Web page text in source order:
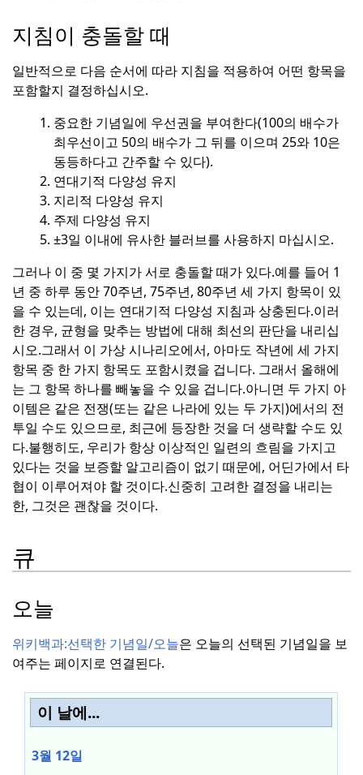
지침이 충돌할 때
일반적으로 다음 순서에 따라 지침을 적용하여 어떤 항목을
포함할지 결정하십시오.
중요한 기념일에 우선권을 부여한다(100의 배수가
최우선이고 50의 배수가 그 뒤를 이으며 25와 10은
동등하다고 간주할 수 있다).
연대기적 다양성 유지
지리적 다양성 유지
주제 다양성 유지
±3일 이내에 유사한 블러브를 사용하지 마십시오.
그러나 이 중 몇 가지가 서로 충돌할 때가 있다.예를 들어 1
년 중 하루 동안 70주년, 75주년, 80주년 세 가지 항목이 있
을 수 있는데, 이는 연대기적 다양성 지침과 상충된다.이러
한 경우, 균형을 맞추는 방법에 대해 최선의 판단을 내리십
시오.그래서 이 가상 시나리오에서, 아마도 작년에 세 가지
항목 중 한 가지 항목도 포함시켰을 겁니다. 그래서 올해에
는 그 항목 하나를 빼놓을 수 있을 겁니다.아니면 두 가지 아
이템은 같은 전쟁(또는 같은 나라에 있는 두 가지)에서의 전
투일 수도 있으므로, 최근에 등장한 것을 더 생략할 수도 있
다.불행히도, 우리가 항상 이상적인 일련의 흐림을 가지고
있다는 것을 보증할 알고리즘이 없기 때문에, 어딘가에서 타
협이 이루어져야 할 것이다.신중히 고려한 결정을 내리는
한, 그것은 괜찮을 것이다.
큐
오늘
위키백과:선택한 기념일/오늘은 오늘의 선택된 기념일을 보
여주는 페이지로 연결된다.
이 날에...
3월 12일